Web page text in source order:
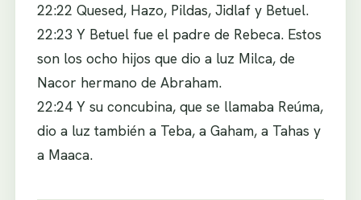
22:22 Quesed, Hazo, Pildas, Jidlaf y Betuel.
22:23 Y Betuel fue el padre de Rebeca. Estos
son los ocho hijos que dio a luz Milca, de
Nacor hermano de Abraham.
22:24 Y su concubina, que se llamaba Reúma,
dio a luz también a Teba, a Gaham, a Tahas y
a Maaca.